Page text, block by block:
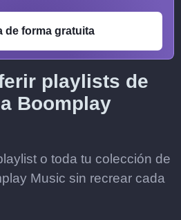
de forma gratuita
playlists de
Boomplay
o toda tu colección de
Music sin recrear cada